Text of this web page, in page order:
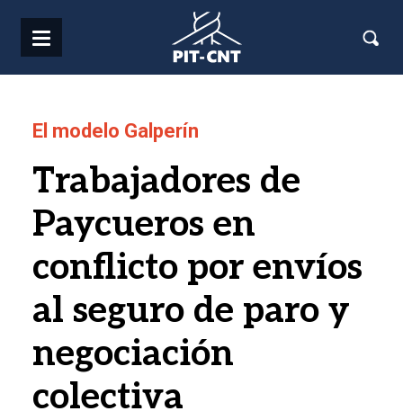
El modelo Galperín
Trabajadores de
Paycueros en
conflicto por envíos
al seguro de paro y
negociación
colectiva